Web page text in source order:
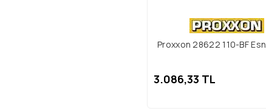
Proxxon 28622 110-BF
3.086,33 TL